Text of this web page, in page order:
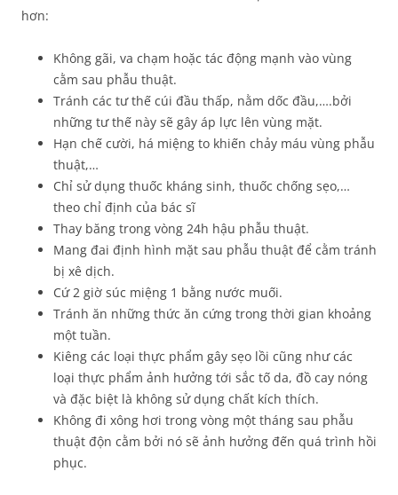
hơn:
Không gãi, va chạm hoặc tác động mạnh vào vùng
cằm sau phẫu thuật.
Tránh các tư thế cúi đầu thấp, nằm dốc đầu,….bởi
những tư thế này sẽ gây áp lực lên vùng mặt.
Hạn chế cười, há miệng to khiến chảy máu vùng phẫu
thuật,…
Chỉ sử dụng thuốc kháng sinh, thuốc chống sẹo,…
theo chỉ định của bác sĩ
Thay băng trong vòng 24h hậu phẫu thuật.
Mang đai định hình mặt sau phẫu thuật để cằm tránh
bị xê dịch.
Cứ 2 giờ súc miệng 1 bằng nước muối.
Tránh ăn những thức ăn cứng trong thời gian khoảng
một tuần.
Kiêng các loại thực phẩm gây sẹo lồi cũng như các
loại thực phẩm ảnh hưởng tới sắc tố da, đồ cay nóng
và đặc biệt là không sử dụng chất kích thích.
Không đi xông hơi trong vòng một tháng sau phẫu
thuật độn cằm bởi nó sẽ ảnh hưởng đến quá trình hồi
phục.